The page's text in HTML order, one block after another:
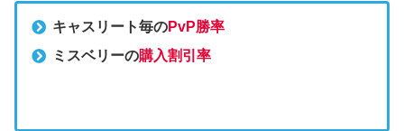
キャスリート毎のPvP勝率
ミスベリーの購入割引率